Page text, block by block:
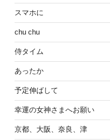
スマホに
chu chu
侍タイム
あったか
予定伸ばして
幸運の女神さまへお願い
京都、大阪、奈良、津